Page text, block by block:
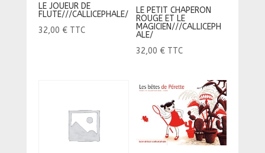
LE JOUEUR DE
FLUTE///CALLICEPHALE/
32,00 € TTC
LE PETIT CHAPERON
ROUGE ET LE
MAGICIEN///CALLICEPH
ALE/
32,00 € TTC